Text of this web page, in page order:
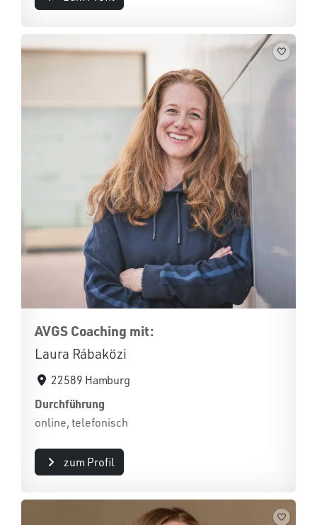
AVGS Coaching mit:
Laura Rábaközi
22589 Hamburg
Durchführung
online, telefonisch
zum Profil